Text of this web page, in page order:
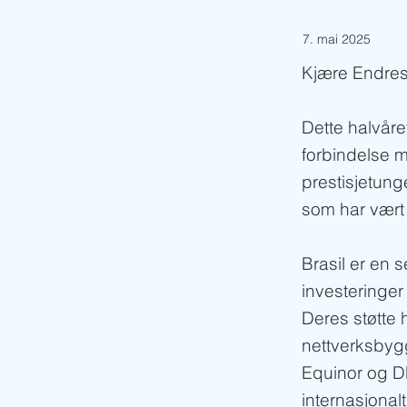
7. mai 2025
Kjære
Dette
forbindelse
som har
Brasil er en
Deres støtte
Equinor og